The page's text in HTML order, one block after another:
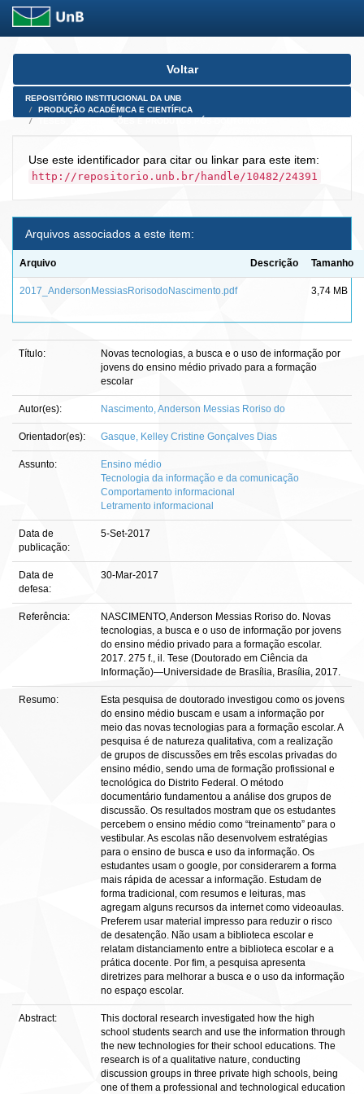
Skip
Voltar
REPOSITÓRIO INSTITUCIONAL DA UNB
PRODUÇÃO ACADÊMICA E CIENTÍFICA
Use este identificador para citar ou linkar para este item:
http://repositorio.unb.br/handle/10482/24391
Arquivos associados a este item:
Arquivo Descrição Tamanho
2017_AndersonMessiasRorisodoNascimento.pdf 3,74 MB
Título:
Novas tecnologias, a busca e o uso de informação por
jovens do ensino médio privado para a formação
escolar
Autor(es): Nascimento, Anderson Messias Roriso do
Orientador(es): Gasque, Kelley Cristine Gonçalves Dias
Assunto:
Ensino médio
Tecnologia da informação e da comunicação
Comportamento informacional
Letramento informacional
Data de
publicação:
5-Set-2017
Data de
defesa:
30-Mar-2017
Referência:
NASCIMENTO, Anderson Messias Roriso do. Novas
tecnologias, a busca e o uso de informação por jovens
do ensino médio privado para a formação escolar.
2017. 275 f., il. Tese (Doutorado em Ciência da
Informação)—Universidade de Brasília, Brasília, 2017.
Resumo:
Esta pesquisa de doutorado investigou como os jovens
do ensino médio buscam e usam a informação por
meio das novas tecnologias para a formação escolar. A
pesquisa é de natureza qualitativa, com a realização
de grupos de discussões em três escolas privadas do
ensino médio, sendo uma de formação profissional e
tecnológica do Distrito Federal. O método
documentário fundamentou a análise dos grupos de
discussão. Os resultados mostram que os estudantes
percebem o ensino médio como “treinamento” para o
vestibular. As escolas não desenvolvem estratégias
para o ensino de busca e uso da informação. Os
estudantes usam o google, por considerarem a forma
mais rápida de acessar a informação. Estudam de
forma tradicional, com resumos e leituras, mas
agregam alguns recursos da internet como videoaulas.
Preferem usar material impresso para reduzir o risco
de desatenção. Não usam a biblioteca escolar e
relatam distanciamento entre a biblioteca escolar e a
prática docente. Por fim, a pesquisa apresenta
diretrizes para melhorar a busca e o uso da informação
no espaço escolar.
Abstract:
This doctoral research investigated how the high
school students search and use the information through
the new technologies for their school educations. The
research is of a qualitative nature, conducting
discussion groups in three private high schools, being
one of them a professional and technological education